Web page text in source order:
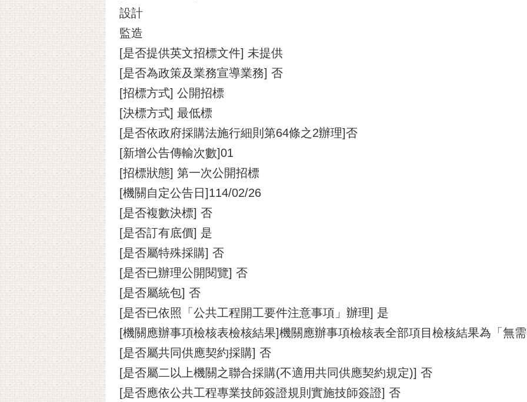
設計
監造
[是否提供英文招標文件] 未提供
[是否為政策及業務宣導業務] 否
[招標方式] 公開招標
[決標方式] 最低標
[是否依政府採購法施行細則第64條之2辦理]否
[新增公告傳輸次數]01
[招標狀態] 第一次公開招標
[機關自定公告日]114/02/26
[是否複數決標] 否
[是否訂有底價] 是
[是否屬特殊採購] 否
[是否已辦理公開閱覽] 否
[是否屬統包] 否
[是否已依照「公共工程開工要件注意事項」辦理] 是
[機關應辦事項檢核表檢核結果]機關應辦事項檢核表全部項目檢核結果為「無
[是否屬共同供應契約採購] 否
[是否屬二以上機關之聯合採購(不適用共同供應契約規定)] 否
[是否應依公共工程專業技師簽證規則實施技師簽證] 否